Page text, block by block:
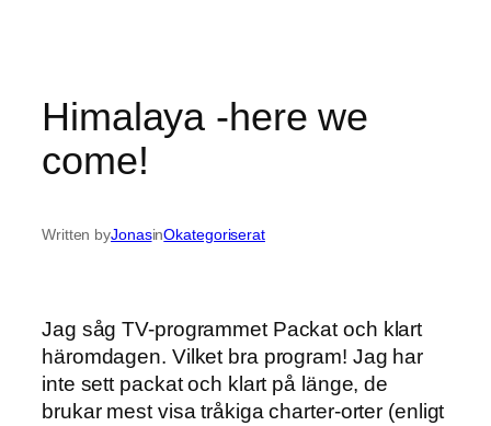
Himalaya -here we
come!
Written byJonasinOkategoriserat
Jag såg TV-programmet Packat och klart
häromdagen. Vilket bra program! Jag har
inte sett packat och klart på länge, de
brukar mest visa tråkiga charter-orter (enligt